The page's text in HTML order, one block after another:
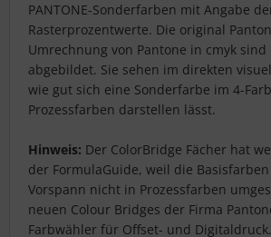
PANTONE-Sonderfarben mit Angabe
Rasterprozentwerte. Die original
Umrechnung von Pantone in cmyk
abgebildet. Sie sehen im direkten
wie gut sich eine Sonderfarbe im 4-
Prozessfarben darstellen lässt.
Hinweis: Der ColorBridge Fächer hat
der FormulaGuide, weil die
Vorspann nicht in Prozessfarben
neuen Colour Bridges der Firma
Farbwähler für Offset- und